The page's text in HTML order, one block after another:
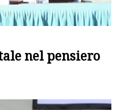
nel pensiero